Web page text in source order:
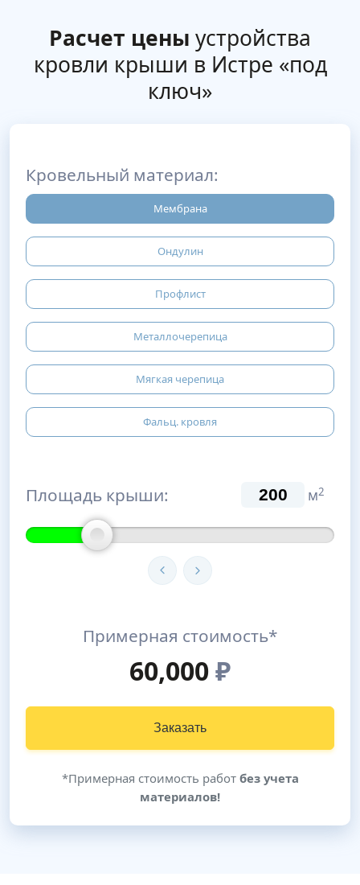
Расчет цены устройства
кровли крыши в Истре «под
ключ»
Кровельный материал:
Мембрана
Ондулин
Профлист
Металлочерепица
Мягкая черепица
Фальц. кровля
Площадь крыши: м2
Примерная стоимость*
60,000₽
Заказать
*Примерная стоимость работ без учета
материалов!